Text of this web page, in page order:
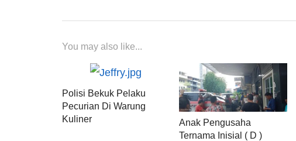
You may also like...
Polisi Bekuk Pelaku
Pecurian Di Warung
Kuliner
Anak Pengusaha
Ternama Inisial ( D )